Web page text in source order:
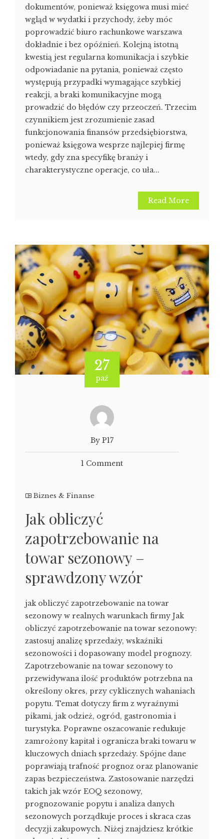
dokumentów, ponieważ księgowa musi mieć
wgląd w wydatki i przychody, żeby móc
poprowadzić biuro rachunkowe warszawa
dokładnie i bez opóźnień. Kolejną istotną
kwestią jest regularna komunikacja i szybkie
odpowiadanie na pytania, ponieważ często
występują przypadki wymagające szybkiej
reakcji, a braki komunikacyjne mogą
prowadzić do błędów czy przeoczeń. Trzecim
czynnikiem jest zrozumienie zasad
funkcjonowania finansów przedsiębiorstwa,
ponieważ księgowa wesprze najlepiej firmę
wtedy, gdy zna specyfikę branży i
charakterystyczne operacje, co uła...
Read More
27
paź
By P17
1 Comment
Biznes & Finanse
Jak obliczyć
zapotrzebowanie na
towar sezonowy –
sprawdzony wzór
jak obliczyć zapotrzebowanie na towar
sezonowy w realnych warunkach firmy Jak
obliczyć zapotrzebowanie na towar sezonowy:
zastosuj analizę sprzedaży, wskaźniki
sezonowości i dopasowany model prognozy.
Zapotrzebowanie na towar sezonowy to
przewidywana ilość produktów potrzebna na
określony okres, przy cyklicznych wahaniach
popytu. Temat dotyczy firm z wyraźnymi
pikami, jak odzież, ogród, gastronomia i
turystyka. Poprawne oszacowanie redukuje
zamrożony kapitał i ogranicza braki towaru w
kluczowych dniach sprzedaży. Spójne dane
poprawiają trafność prognoz oraz planowanie
zapas bezpieczeństwa. Zastosowanie narzędzi
takich jak wzór EOQ sezonowy,
prognozowanie popytu i analiza danych
sezonowych porządkuje proces i skraca czas
decyzji zakupowych. Niżej znajdziesz krótkie